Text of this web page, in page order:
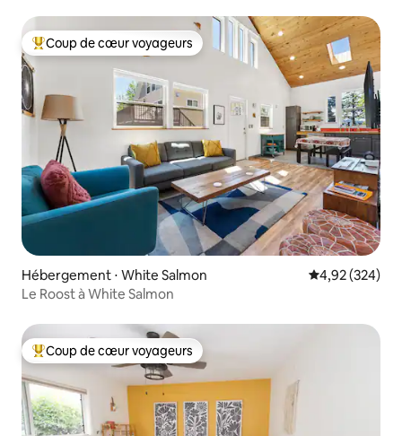
Coups de cœur voyageurs les plus appréciés
Coup de cœur voyageurs
Hébergement ⋅ White Salmon Évaluation
4,92 (324)
Le Roost à White Salmon
Coups de cœur voyageurs les plus appréciés
Coup de cœur voyageurs